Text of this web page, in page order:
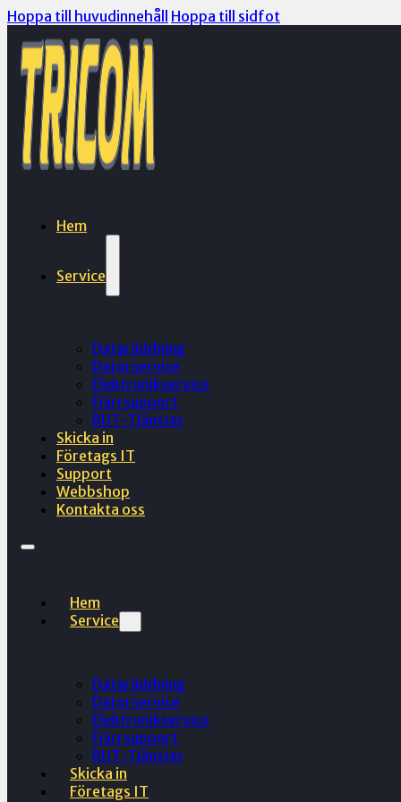
Hoppa till huvudinnehåll Hoppa till sidfot
Hem
Service
Dataräddning
Datorservice
Elektronikservice
Fjärrsupport
RUT-Tjänster
Skicka in
Företags IT
Support
Webbshop
Kontakta oss
Hem
Service
Dataräddning
Datorservice
Elektronikservice
Fjärrsupport
RUT-Tjänster
Skicka in
Företags IT